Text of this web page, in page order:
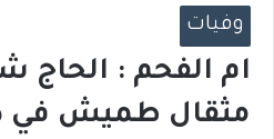
وفيات
ام الفحم : الحاج
مثقال طميش في